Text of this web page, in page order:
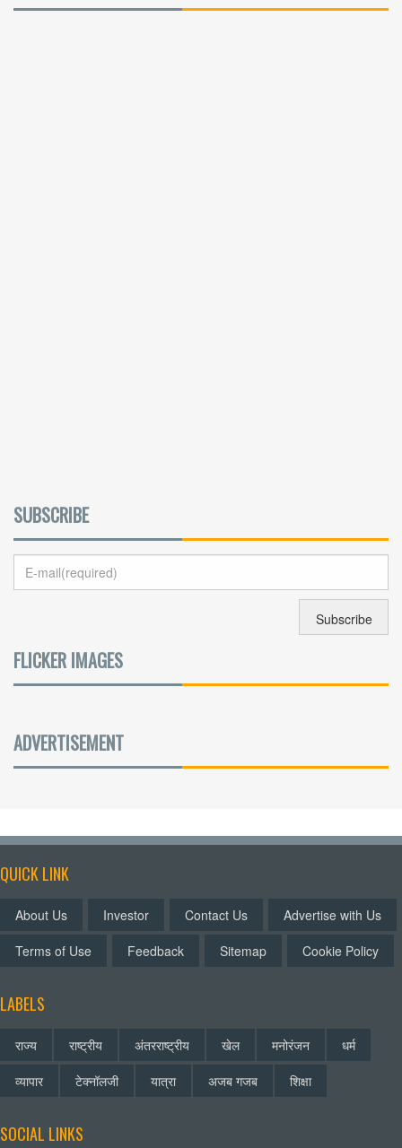
SUBSCRIBE
FLICKER IMAGES
ADVERTISEMENT
QUICK LINK
About Us Investor Contact Us
Advertise with Us
Terms of Use
Feedback Sitemap Cookie Policy
LABELS
राज्य राष्ट्रीय अंतरराष्ट्रीय खेल मनोरंजन
धर्म
व्यापार
टेक्नॉलजी यात्रा अजब गजब शिक्षा
SOCIAL LINKS